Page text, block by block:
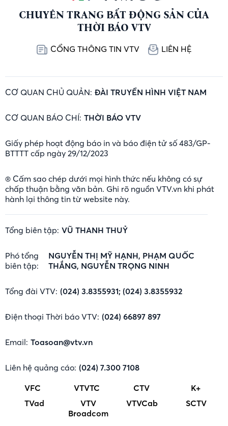
CHUYÊN TRANG BẤT ĐỘNG SẢN CỦA
THỜI BÁO VTV
CỔNG THÔNG TIN VTV LIÊN HỆ
CƠ QUAN CHỦ QUẢN: ĐÀI TRUYỀN HÌNH VIỆT NAM
CƠ QUAN BÁO CHÍ: THỜI BÁO VTV
Giấy phép hoạt động báo in và báo điện tử số 483/GP-
BTTTT cấp ngày 29/12/2023
® Cấm sao chép dưới mọi hình thức nếu không có sự
chấp thuận bằng văn bản. Ghi rõ nguồn VTV.vn khi phát
hành lại thông tin từ website này.
Tổng biên tập: VŨ THANH THUỶ
Phó tổng
biên tập:
NGUYỄN THỊ MỸ HẠNH, PHẠM QUỐC
THẮNG, NGUYỄN TRỌNG NINH
Tổng đài VTV: (024) 3.8355931; (024) 3.8355932
Điện thoại Thời báo VTV: (024) 66897 897
Email: Toasoan@vtv.vn
Liên hệ quảng cáo: (024) 7.300 7108
VFC
VTVTC CTV
K+
TVad
VTV
Broadcom
VTVCab SCTV